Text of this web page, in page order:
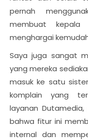
pernah
membuat
menghargai
Saya juga sangat
yang mereka
masuk ke satu
komplain yang
layanan
bahwa fitur ini
internal dan